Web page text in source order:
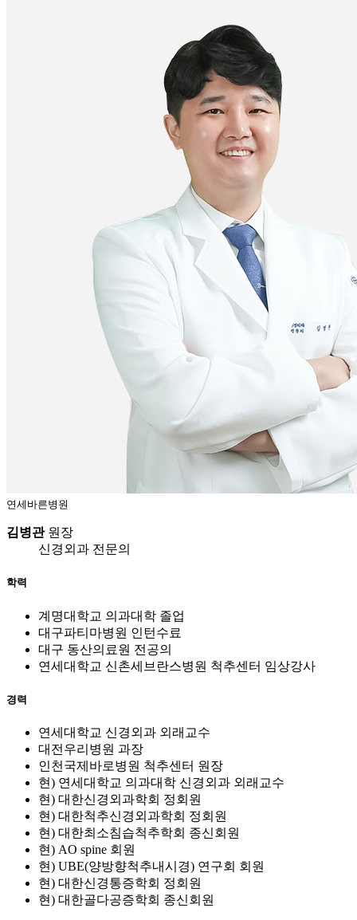
연세바른병원
김병관원장
신경외과 전문의
학력
계명대학교 의과대학 졸업
대구파티마병원 인턴수료
대구 동산의료원 전공의
연세대학교 신촌세브란스병원 척추센터 임상강사
경력
연세대학교 신경외과 외래교수
대전우리병원 과장
인천국제바로병원 척추센터 원장
현) 연세대학교 의과대학 신경외과 외래교수
현) 대한신경외과학회 정회원
현) 대한척추신경외과학회 정회원
현) 대한최소침습척추학회 종신회원
현) AO spine 회원
현) UBE(양방향척추내시경) 연구회 회원
현) 대한신경통증학회 정회원
현) 대한골다공증학회 종신회원